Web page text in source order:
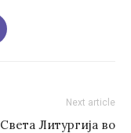
Next article
Света Литургија во